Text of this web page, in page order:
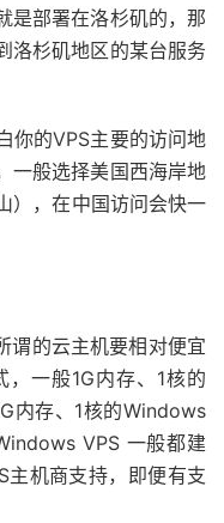
是部署在洛杉矶的，那
洛杉矶地区的某台服务
你的VPS主要的访问地
一般选择美国西海岸地
），在中国访问会快一
谓的云主机要相对便宜
一般1G内存、1核的
内存、1核的Windows
VPS 一般都建
主机商支持，即便有支